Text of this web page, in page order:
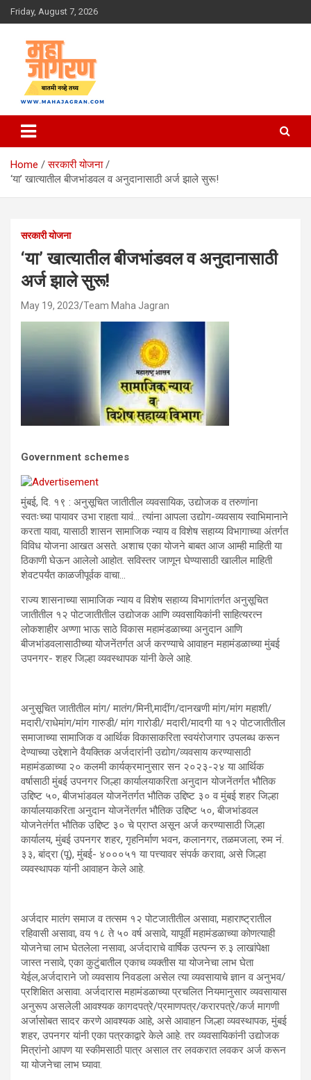
Skip
to
Friday, August 7, 2026
महा जागरण
Home
सरकारी योजना
‘या’ खात्यातील बीजभांडवल व अनुदानासाठी अर्ज झाले सुरू!
सरकारी योजना
‘या’ खात्यातील बीजभांडवल व अनुदानासाठी
अर्ज झाले सुरू!
May 19, 2023 Team Maha Jagran
Government schemes
मुंबई, दि. १९ : अनुसूचित जातीतील व्यवसायिक, उद्योजक व तरुणांना
स्वतःच्या पायावर उभा राहता यावं… त्यांना आपला उद्योग-व्यवसाय स्वाभिमानाने
करता यावा, यासाठी शासन सामाजिक न्याय व विशेष सहाय्य विभागाच्या अंतर्गत
विविध योजना आखत असते. अशाच एका योजने बाबत आज आम्ही माहिती या
ठिकाणी घेऊन आलेलो आहोत. सविस्तर जाणून घेण्यासाठी खालील माहिती
शेवटपर्यंत काळजीपूर्वक वाचा…
राज्य शासनाच्या सामाजिक न्याय व विशेष सहाय्य विभागांतर्गत अनुसूचित
जातीतील १२ पोटजातीतील उद्योजक आणि व्यवसायिकांनी साहित्यरत्न
लोकशाहीर अण्णा भाऊ साठे विकास महामंडळाच्या अनुदान आणि
बीजभांडवलासाठीच्या योजनेंतर्गत अर्ज करण्याचे आवाहन महामंडळाच्या मुंबई
उपनगर- शहर जिल्हा व्यवस्थापक यांनी केले आहे.
अनुसूचित जातीतील मांग/ मातंग/मिनी,मादींग/दानखणी मांग/मांग महाशी/
मदारी/राधेमांग/मांग गारुडी/ मांग गारोडी/ मदारी/मादगी या १२ पोटजातीतील
समाजाच्या सामाजिक व आर्थिक विकासाकरिता स्वयंरोजगार उपलब्ध करून
देण्याच्या उद्देशाने वैयक्तिक अर्जदारांनी उद्योग/व्यवसाय करण्यासाठी
महामंडळाच्या २० कलमी कार्यक्रमानुसार सन २०२३-२४ या आर्थिक
वर्षासाठी मुंबई उपनगर जिल्हा कार्यालयाकरिता अनुदान योजनेंतर्गत भौतिक
उद्दिष्ट ५०, बीजभांडवल योजनेंतर्गत भौतिक उद्दिष्ट ३० व मुंबई शहर जिल्हा
कार्यालयाकरिता अनुदान योजनेंतर्गत भौतिक उद्दिष्ट ५०, बीजभांडवल
योजनेतंर्गत भौतिक उद्दिष्ट ३० चे प्राप्त असून अर्ज करण्यासाठी जिल्हा
कार्यालय, मुंबई उपनगर शहर, गृहनिर्माण भवन, कलानगर, तळमजला, रुम नं.
३३, बांद्रा (पू), मुंबई- ४०००५१ या पत्त्यावर संपर्क करावा, असे जिल्हा
व्यवस्थापक यांनी आवाहन केले आहे.
अर्जदार मातंग समाज व तत्सम १२ पोटजातीतील असावा, महाराष्ट्रातील
रहिवासी असावा, वय १८ ते ५० वर्ष असावे, यापूर्वी महामंडळाच्या कोणत्याही
योजनेचा लाभ घेतलेला नसावा, अर्जदाराचे वार्षिक उत्पन्न रु.३ लाखांपेक्षा
जास्त नसावे, एका कुटुंबातील एकाच व्यक्तीस या योजनेचा लाभ घेता
येईल,अर्जदाराने जो व्यवसाय निवडला असेल त्या व्यवसायाचे ज्ञान व अनुभव/
प्रशिक्षित असावा. अर्जदारास महामंडळाच्या प्रचलित नियमानुसार व्यवसायास
अनुरूप असलेली आवश्यक कागदपत्रे/प्रमाणपत्र/करारपत्रे/कर्ज मागणी
अर्जासोबत सादर करणे आवश्यक आहे, असे आवाहन जिल्हा व्यवस्थापक, मुंबई
शहर, उपनगर यांनी एका पत्रकाद्वारे केले आहे. तर व्यवसायिकांनी उद्योजक
मित्रांनो आपण या स्कीमसाठी पात्र असाल तर लवकरात लवकर अर्ज करून
या योजनेचा लाभ घ्यावा.